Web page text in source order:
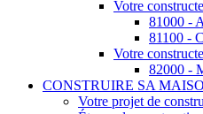
Votre
81000 -
81100 -
Votre
82000 -
CONSTRUIRE SA
Votre projet de